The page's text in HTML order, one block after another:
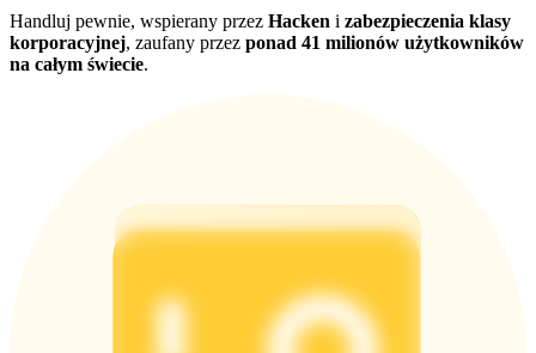
Handluj pewnie, wspierany przez Hacken i zabezpieczenia klasy
korporacyjnej, zaufany przez ponad 41 milionów użytkowników
na całym świecie.